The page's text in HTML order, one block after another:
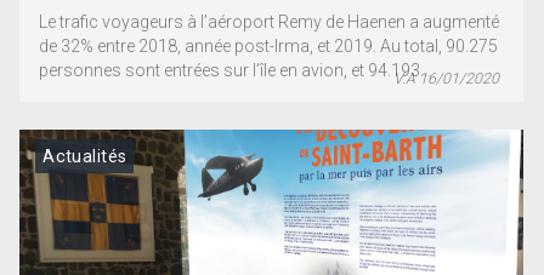
Le trafic voyageurs à l’aéroport Remy de Haenen a augmenté
de 32% entre 2018, année post-Irma, et 2019. Au total, 90.275
personnes sont entrées sur l’île en avion, et 94.193...V.A 16/01/2020
Actualités